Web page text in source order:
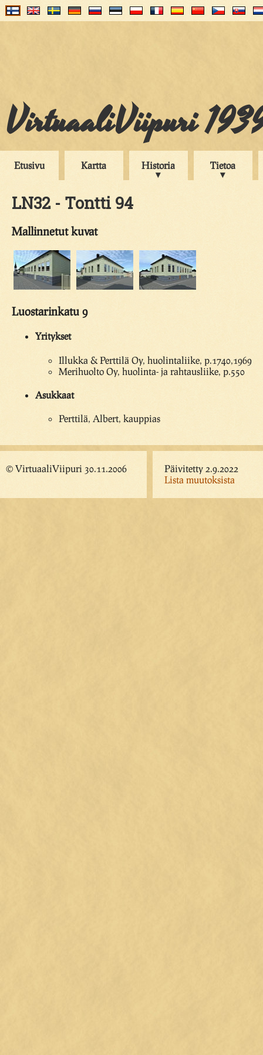
VirtuaaliViipuri
Etusivu Kartta Historia Tietoa
LN32 - Tontti 94
Mallinnetut kuvat
Luostarinkatu 9
Yritykset
Illukka & Perttilä Oy, huolintaliike, p.1740,1969
Merihuolto Oy, huolinta- ja rahtausliike, p.550
Asukkaat
Perttilä, Albert, kauppias
© VirtuaaliViipuri 30.11.2006
Päivitetty 2.9.2022
Lista muutoksista